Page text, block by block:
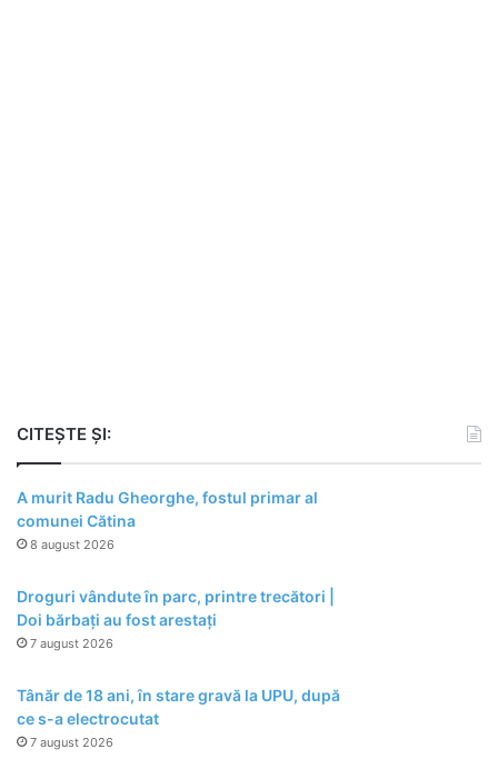
CITEȘTE ȘI:
A murit Radu Gheorghe, fostul primar al
comunei Cătina
8 august 2026
Droguri vândute în parc, printre trecători |
Doi bărbați au fost arestați
7 august 2026
Tânăr de 18 ani, în stare gravă la UPU, după
ce s-a electrocutat
7 august 2026